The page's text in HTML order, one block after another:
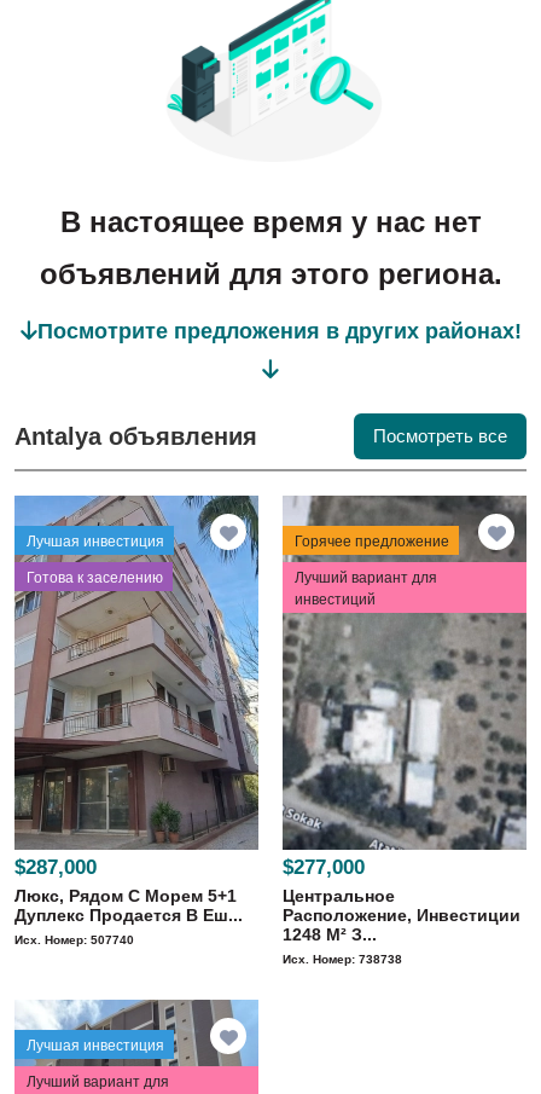
В настоящее время у нас нет
объявлений для этого региона.
Посмотрите предложения в других районах!
Antalya объявления Посмотреть все
Лучшая инвестиция
⁠Готова к заселению
$287,000
Люкс, Рядом С Морем 5+1
Дуплекс Продается В Еш...
Исх. Номер: 507740
Горячее предложение
Лучший вариант для
инвестиций
$277,000
Центральное
Расположение, Инвестиции
1248 M² З...
Исх. Номер: 738738
Лучшая инвестиция
Лучший вариант для